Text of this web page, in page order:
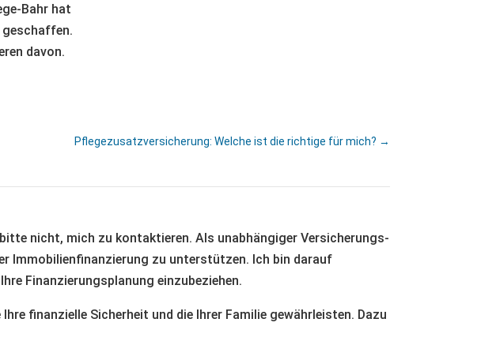
Bahr hat
geschaffen.
davon.
Pflegezusatzversicherung: Welche ist die richtige für mich? →
nicht, mich zu kontaktieren. Als unabhängiger Versicherungs-
Immobilienfinanzierung zu unterstützen. Ich bin darauf
Finanzierungsplanung einzubeziehen.
finanzielle Sicherheit und die Ihrer Familie gewährleisten. Dazu